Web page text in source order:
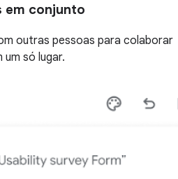
em conjunto
outras pessoas para colaborar
só lugar.